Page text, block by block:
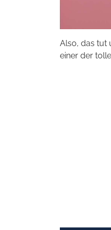
Also, das tut
einer der